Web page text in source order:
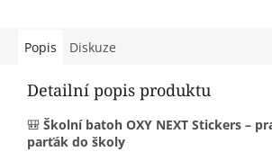
Popis Diskuze
Detailní popis produktu
🎒 Školní batoh OXY NEXT Stickers –
parťák do školy